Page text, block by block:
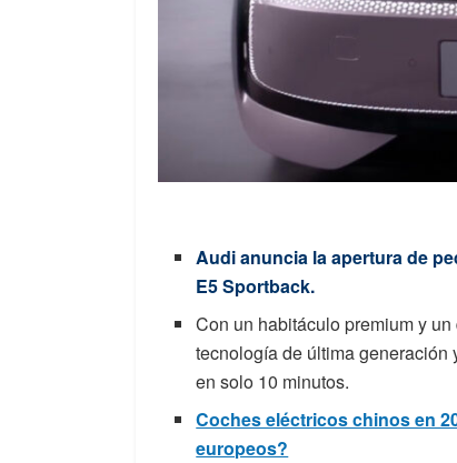
Audi anuncia la apertura de
E5 Sportback.
Con un habitáculo premium y
tecnología de última generación
en solo 10 minutos.
Coches eléctricos chinos en
europeos?